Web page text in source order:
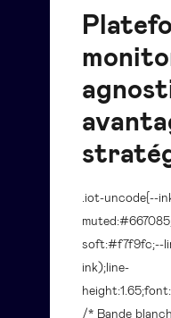
.iot-uncode{--
soft:#f7f9fc;--
ink);line-
/* Bande